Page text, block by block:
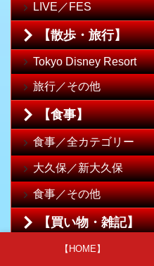
LIVE／FES
【散歩・旅行】
Tokyo Disney Resort
旅行／その他
【食事】
食事／全カテゴリー
大久保／新大久保
食事／その他
【買い物・雑記】
買い物・雑記／全カテ
【HOME】